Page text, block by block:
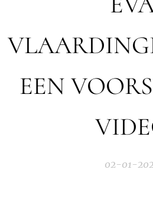
EEN
02-01-